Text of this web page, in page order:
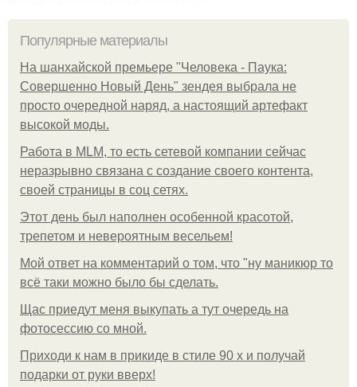
Популярные материалы
На шанхайской премьере "Человека - Паука:
Совершенно Новый День" зендея выбрала не
просто очередной наряд, а настоящий артефакт
высокой моды.
Работа в MLM, то есть сетевой компании сейчас
неразрывно связана с создание своего контента,
своей страницы в соц сетях.
Этот день был наполнен особенной красотой,
трепетом и невероятным весельем!
Мой ответ на комментарий о том, что "ну маникюр то
всё таки можно было бы сделать.
Щас приедут меня выкупать а тут очередь на
фотосессию со мной.
Приходи к нам в прикиде в стиле 90 х и получай
подарки от руки вверх!